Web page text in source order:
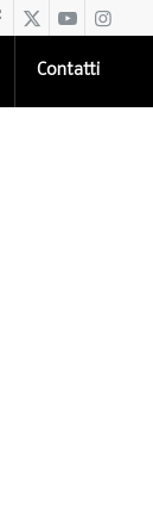
Contatti